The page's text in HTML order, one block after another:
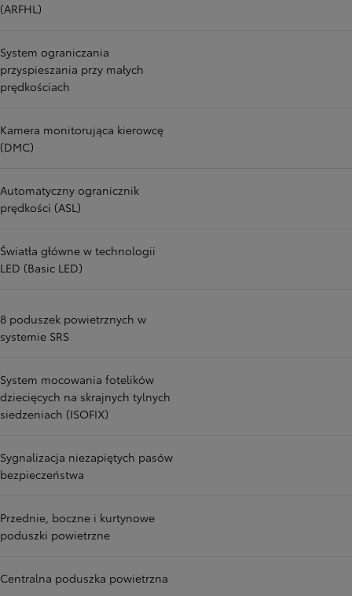
(ARFHL)
System ograniczania
przyspieszania przy małych
prędkościach
Kamera monitorująca kierowcę
(DMC)
Automatyczny ogranicznik
prędkości (ASL)
Światła główne w technologii
LED (Basic LED)
8 poduszek powietrznych w
systemie SRS
System mocowania fotelików
dziecięcych na skrajnych tylnych
siedzeniach (ISOFIX)
Sygnalizacja niezapiętych pasów
bezpieczeństwa
Przednie, boczne i kurtynowe
poduszki powietrzne
Centralna poduszka powietrzna